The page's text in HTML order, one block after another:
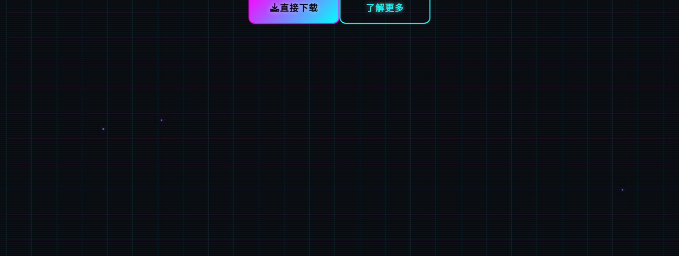
直接下载 了解更多